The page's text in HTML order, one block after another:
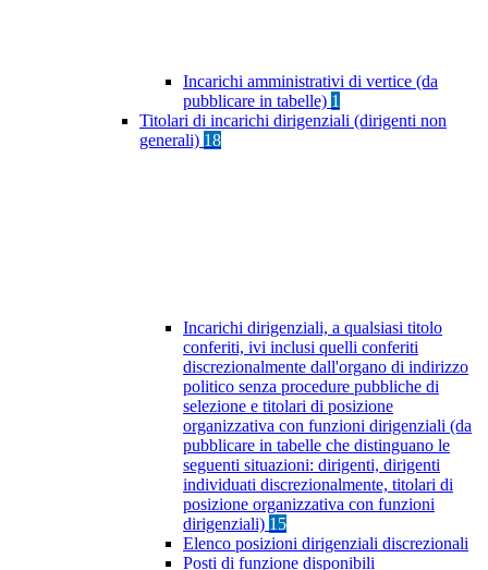
Incarichi amministrativi di vertice (da
pubblicare in tabelle) 1
Titolari di incarichi dirigenziali (dirigenti non
generali) 18
Incarichi dirigenziali, a qualsiasi titolo
conferiti, ivi inclusi quelli conferiti
discrezionalmente dall'organo di indirizzo
politico senza procedure pubbliche di
selezione e titolari di posizione
organizzativa con funzioni dirigenziali (da
pubblicare in tabelle che distinguano le
seguenti situazioni: dirigenti, dirigenti
individuati discrezionalmente, titolari di
posizione organizzativa con funzioni
dirigenziali) 15
Elenco posizioni dirigenziali discrezionali
Posti di funzione disponibili